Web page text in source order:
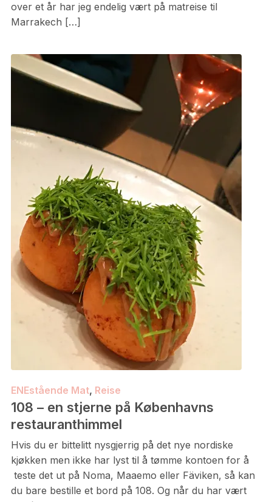
over et år har jeg endelig vært på matreise til
Marrakech […]
ENEstående Mat, Reise
108 – en stjerne på Københavns
restauranthimmel
Hvis du er bittelitt nysgjerrig på det nye nordiske
kjøkken men ikke har lyst til å tømme kontoen for å
teste det ut på Noma, Maaemo eller Fäviken, så kan
du bare bestille et bord på 108. Og når du har vært